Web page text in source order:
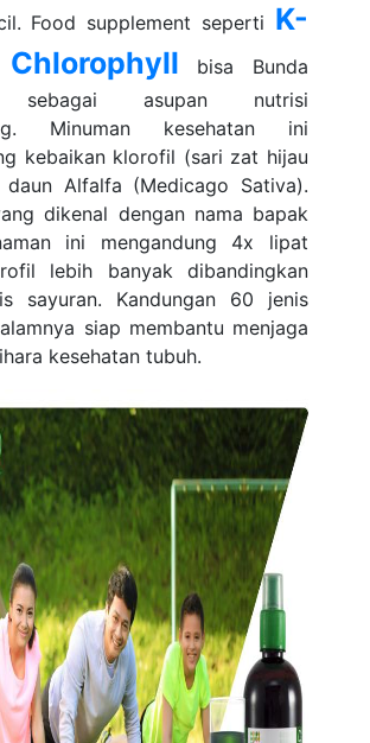
Food supplement seperti K-
bisa Bunda
sebagai asupan nutrisi
Minuman kesehatan ini
kebaikan klorofil (sari zat hijau
Alfalfa (Medicago Sativa).
dikenal dengan nama bapak
ini mengandung 4x lipat
lebih banyak dibandingkan
sayuran. Kandungan 60 jenis
siap membantu menjaga
kesehatan tubuh.